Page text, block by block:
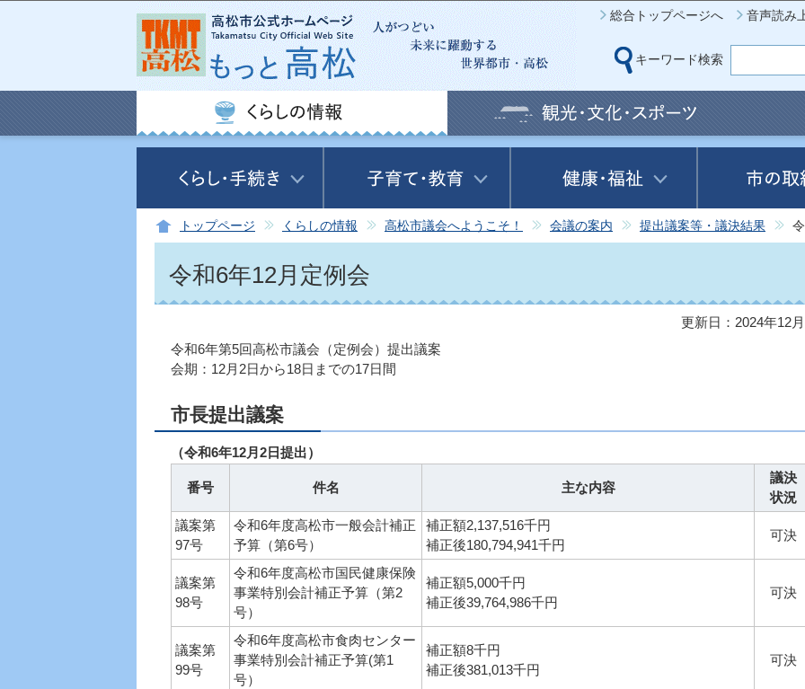
このページの本文へ移動
総合トップページへ 音声読み
キーワード検索
トップページ くらしの情報 高松市議会へようこそ！ 会議の案内 提出議案等・議決結果
令和6年12月定例会
更新日：2024年12
令和6年第5回高松市議会（定例会）提出議案
会期：12月2日から18日までの17日間
市長提出議案
（令和6年12月2日提出）
番号 件名 主な内容
議決
状況
議案第
97号
令和6年度高松市一般会計補正
予算（第6号）
補正額2,137,516千円
補正後180,794,941千円
可決
議案第
98号
令和6年度高松市国民健康保険
事業特別会計補正予算（第2
号）
補正額5,000千円
補正後39,764,986千円
可決
議案第
99号
令和6年度高松市食肉センター
事業特別会計補正予算(第1
号）
補正額8千円
補正後381,013千円
可決